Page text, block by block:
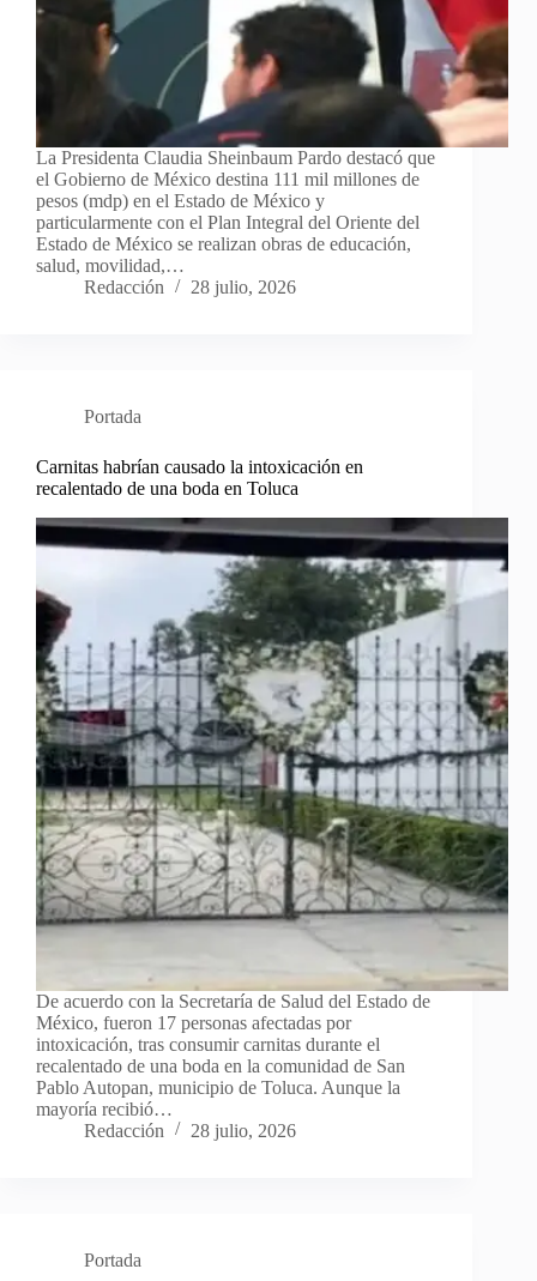
La Presidenta Claudia Sheinbaum Pardo destacó que
el Gobierno de México destina 111 mil millones de
pesos (mdp) en el Estado de México y
particularmente con el Plan Integral del Oriente del
Estado de México se realizan obras de educación,
salud, movilidad,…
Redacción
28 julio, 2026
Portada
Carnitas habrían causado la intoxicación en
recalentado de una boda en Toluca
De acuerdo con la Secretaría de Salud del Estado de
México, fueron 17 personas afectadas por
intoxicación, tras consumir carnitas durante el
recalentado de una boda en la comunidad de San
Pablo Autopan, municipio de Toluca. Aunque la
mayoría recibió…
Redacción
28 julio, 2026
Portada